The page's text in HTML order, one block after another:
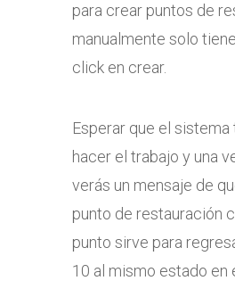
para crear puntos de
manualmente solo
click en crear.
Esperar que el
hacer el trabajo y una
verás un mensaje de
punto de restauración
punto sirve para
10 al mismo estado en